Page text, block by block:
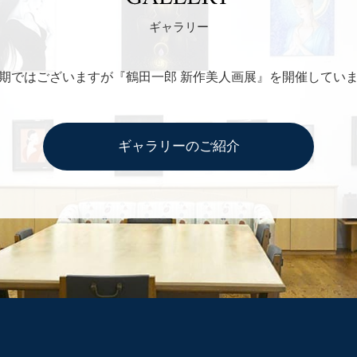
ギャラリー
ではございますが『鶴田一郎 新作美人画展』を開催してい
ギャラリーのご紹介